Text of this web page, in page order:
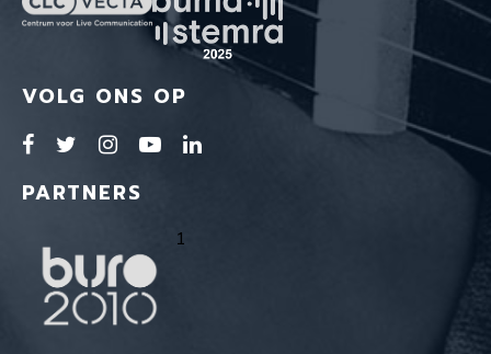
VOLG ONS OP
PARTNERS
1